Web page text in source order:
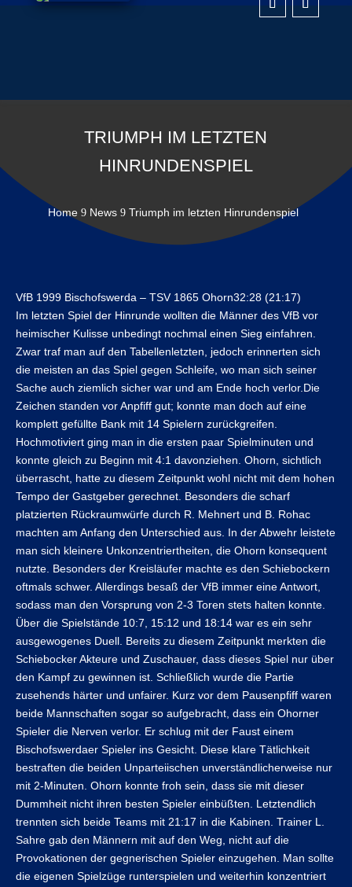
TRIUMPH IM LETZTEN
HINRUNDENSPIEL
Home 9 News 9 Triumph im letzten Hinrundenspiel
VfB 1999 Bischofswerda – TSV 1865 Ohorn32:28 (21:17)
Im letzten Spiel der Hinrunde wollten die Männer des VfB vor
heimischer Kulisse unbedingt nochmal einen Sieg einfahren.
Zwar traf man auf den Tabellenletzten, jedoch erinnerten sich
die meisten an das Spiel gegen Schleife, wo man sich seiner
Sache auch ziemlich sicher war und am Ende hoch verlor.Die
Zeichen standen vor Anpfiff gut; konnte man doch auf eine
komplett gefüllte Bank mit 14 Spielern zurückgreifen.
Hochmotiviert ging man in die ersten paar Spielminuten und
konnte gleich zu Beginn mit 4:1 davonziehen. Ohorn, sichtlich
überrascht, hatte zu diesem Zeitpunkt wohl nicht mit dem hohen
Tempo der Gastgeber gerechnet. Besonders die scharf
platzierten Rückraumwürfe durch R. Mehnert und B. Rohac
machten am Anfang den Unterschied aus. In der Abwehr leistete
man sich kleinere Unkonzentriertheiten, die Ohorn konsequent
nutzte. Besonders der Kreisläufer machte es den Schiebockern
oftmals schwer. Allerdings besaß der VfB immer eine Antwort,
sodass man den Vorsprung von 2-3 Toren stets halten konnte.
Über die Spielstände 10:7, 15:12 und 18:14 war es ein sehr
ausgewogenes Duell. Bereits zu diesem Zeitpunkt merkten die
Schiebocker Akteure und Zuschauer, dass dieses Spiel nur über
den Kampf zu gewinnen ist. Schließlich wurde die Partie
zusehends härter und unfairer. Kurz vor dem Pausenpfiff waren
beide Mannschaften sogar so aufgebracht, dass ein Ohorner
Spieler die Nerven verlor. Er schlug mit der Faust einem
Bischofswerdaer Spieler ins Gesicht. Diese klare Tätlichkeit
bestraften die beiden Unparteiischen unverständlicherweise nur
mit 2-Minuten. Ohorn konnte froh sein, dass sie mit dieser
Dummheit nicht ihren besten Spieler einbüßten. Letztendlich
trennten sich beide Teams mit 21:17 in die Kabinen. Trainer L.
Sahre gab den Männern mit auf den Weg, nicht auf die
Provokationen der gegnerischen Spieler einzugehen. Man sollte
die eigenen Spielzüge runterspielen und weiterhin konzentriert